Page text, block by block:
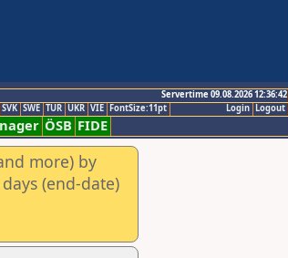
Servertime 09.08.2026 12:36:42
Logout
Login
SVK SWE TUR UKR VIE FontSize:11pt
ÖSB FIDE
more) by
(end-date)